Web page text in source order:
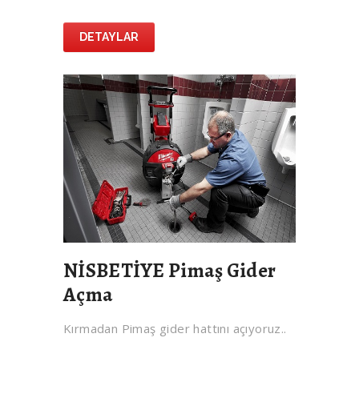
DETAYLAR
NİSBETİYE Pimaş Gider
Açma
Kırmadan Pimaş gider hattını açıyoruz..